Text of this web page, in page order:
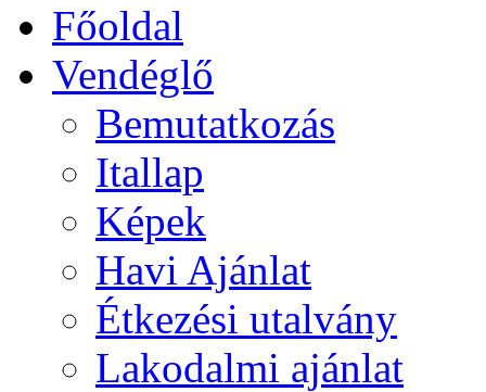
Főoldal
Vendéglő
Bemutatkozás
Itallap
Képek
Havi Ajánlat
Étkezési utalvány
Lakodalmi ajánlat